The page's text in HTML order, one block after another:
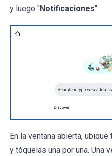
y luego "Notificaciones".
En la ventana abierta,
y tóquelas una por una. Una